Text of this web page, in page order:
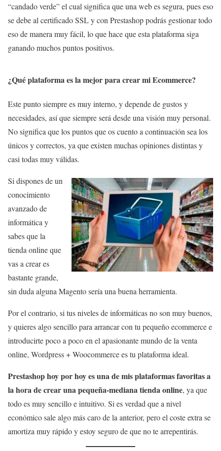
“candado verde” el cual significa que una web es segura, pues eso
se debe al certificado SSL y con Prestashop podrás gestionar todo
eso de manera muy fácil, lo que hace que esta plataforma siga
ganando muchos puntos positivos.
¿Qué plataforma es la mejor para crear mi Ecommerce?
Este punto siempre es muy interno, y depende de gustos y
necesidades, así que siempre será desde una visión muy personal.
No significa que los puntos que os cuento a continuación sea los
únicos y correctos, ya que existen muchas opiniones distintas y
casi todas muy válidas.
Si dispones de un
conocimiento
avanzado de
informática y
sabes que la
tienda online que
vas a crear es
bastante grande,
sin duda alguna Magento sería una buena herramienta.
Por el contrario, si tus niveles de informáticas no son muy buenos,
y quieres algo sencillo para arrancar con tu pequeño ecommerce e
introducirte poco a poco en el apasionante mundo de la venta
online, Wordpress + Woocommerce es tu plataforma ideal.
Prestashop hoy por hoy es una de mis plataformas favoritas a
la hora de crear una pequeña-mediana tienda online, ya que
todo es muy sencillo e intuitivo. Si es verdad que a nivel
económico sale algo más caro de la anterior, pero el coste extra se
amortiza muy rápido y estoy seguro de que no te arrepentirás.